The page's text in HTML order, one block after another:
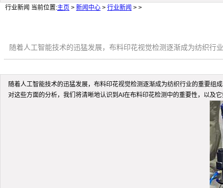
行业新闻 当前位置:主页 > 新闻中心 > 行业新闻 > >
随着人工智能技术的迅猛发展，布料印花视觉检测逐渐成为纺织
随着人工智能技术的迅猛发展，布料印花视觉检测逐渐成为纺织行业的重要
对这些方面的分析，我们将清晰地认识到AI在布料印花检测中的重要性，以及